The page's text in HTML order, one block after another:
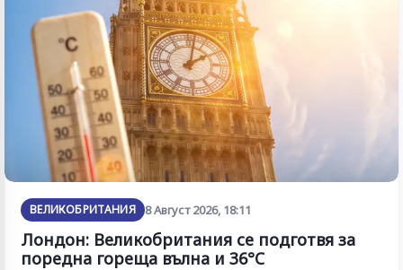
ВЕЛИКОБРИТАНИЯ 8 Август 2026, 18:11
Лондон: Великобритания се подготвя за
поредна гореща вълна и 36°C